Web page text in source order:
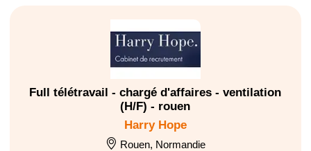
Full télétravail - chargé d'affaires - ventilation
(H/F) - rouen
Harry Hope
Rouen, Normandie